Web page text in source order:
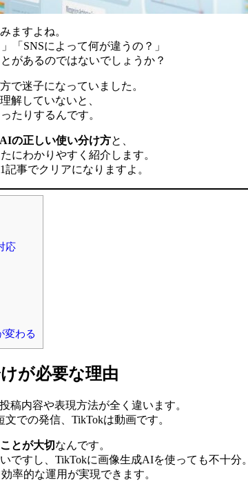
ますよね。
「SNSによって何が違うの？」
があるのではないでしょうか？
で迷子になっていました。
解していないと、
たりするんです。
AIの正しい使い分け方と、
にわかりやすく紹介します。
事でクリアになりますよ。
応
変わる
が必要な理由
稿内容や表現方法が全く違います。
での発信、TikTokは動画です。
とが大切なんです。
ですし、TikTokに画像生成AIを使っても不十分。
率的な運用が実現できます。